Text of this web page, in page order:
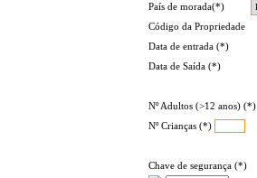
País de morada(*)
Código da Propriedade
Data de entrada (*)
Data de Saída (*)
Nº Adultos (>12 anos) (*)
Nº Crianças (*)
Chave de segurança (*)